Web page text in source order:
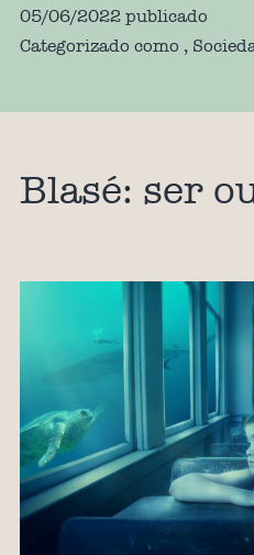
05/06/2022publicado
Categorizado como ,
Blasé: ser